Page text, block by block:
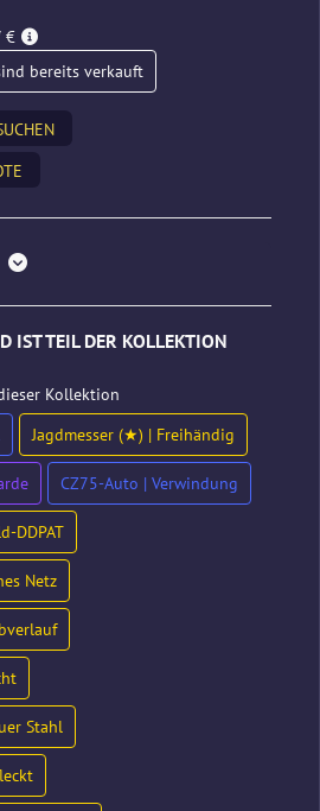
€
bereits verkauft
IST TEIL DER KOLLEKTION
Kollektion
Jagdmesser (★) | Freihändig
CZ75-Auto | Verwindung
DDPAT
Netz
Stahl